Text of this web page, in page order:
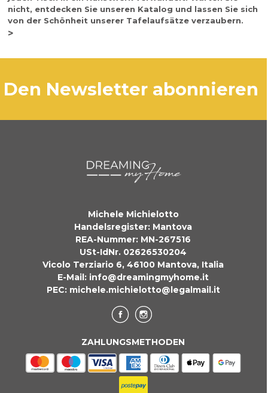
nicht, entdecken Sie unseren Katalog und lassen Sie sich
von der Schönheit unserer Tafelaufsätze verzaubern.
>
den Newsletter abonnieren
Michele Michielotto
Handelsregister: Mantova
REA-Nummer: MN-267516
USt-IdNr. 02626530204
Vicolo Terziario 6, 46100 Mantova, Italia
E-Mail: info@dreamingmyhome.it
PEC: michele.michielotto@legalmail.it
ZAHLUNGSMETHODEN